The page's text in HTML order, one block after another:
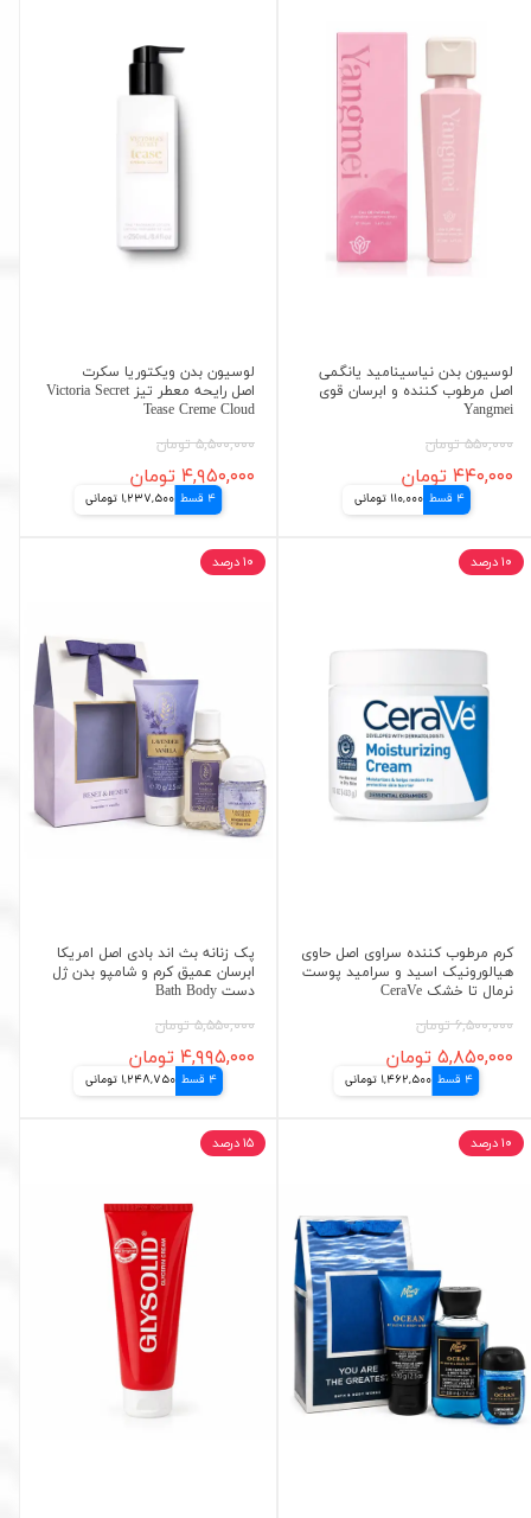
لوسیون بدن نیاسینامید یانگمی
اصل مرطوب کننده و ابرسان قوی
Yangmei
۵۵۰,۰۰۰ تومان
۴۴۰,۰۰۰ تومان
4 قسط 110,000 تومانی
لوسیون بدن ویکتوریا سکرت
اصل رایحه معطر تیز Victoria Secret
Tease Creme Cloud
۵,۵۰۰,۰۰۰ تومان
۴,۹۵۰,۰۰۰ تومان
4 قسط 1,237,500 تومانی
کرم مرطوب کننده سراوی اصل حاوی
هیالورونیک اسید و سرامید پوست
نرمال تا خشک CeraVe
۶,۵۰۰,۰۰۰ تومان
۵,۸۵۰,۰۰۰ تومان
4 قسط 1,462,500 تومانی
۱۰ درصد
پک زنانه بث اند بادی اصل امریکا
ابرسان عمیق کرم و شامپو بدن ژل
دست Bath Body
۵,۵۵۰,۰۰۰ تومان
۴,۹۹۵,۰۰۰ تومان
4 قسط 1,248,750 تومانی
۱۰ درصد
۱۰ درصد ۱۵ درصد